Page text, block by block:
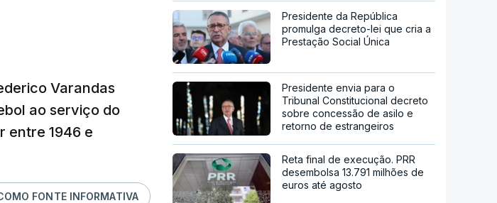
Varandas
ao serviço do
entre 1946 e
FONTE INFORMATIVA
Presidente da República
promulga decreto-lei que cria a
Prestação Social Única
Presidente envia para o
Tribunal Constitucional decreto
sobre concessão de asilo e
retorno de estrangeiros
Reta final de execução. PRR
desembolsa 13.791 milhões de
euros até agosto